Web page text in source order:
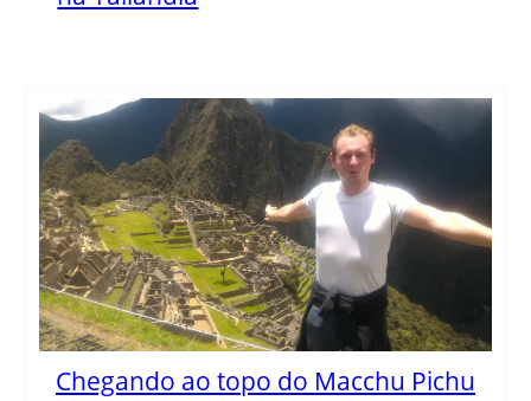
Chegando ao topo do Macchu Pichu